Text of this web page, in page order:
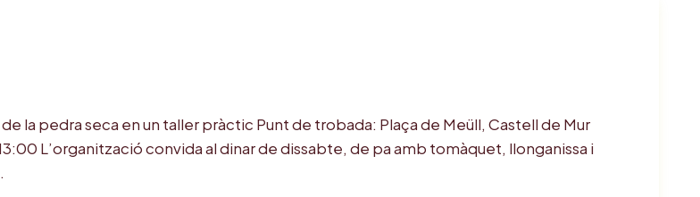
la pedra seca en un taller pràctic Punt de trobada: Plaça de Meüll, Castell de Mur
L’organització convida al dinar de dissabte, de pa amb tomàquet, llonganissa i